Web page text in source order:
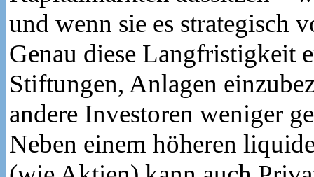
und wenn sie es strategisch
Genau diese Langfristigkeit
Stiftungen, Anlagen
andere Investoren weniger
Neben einem höheren